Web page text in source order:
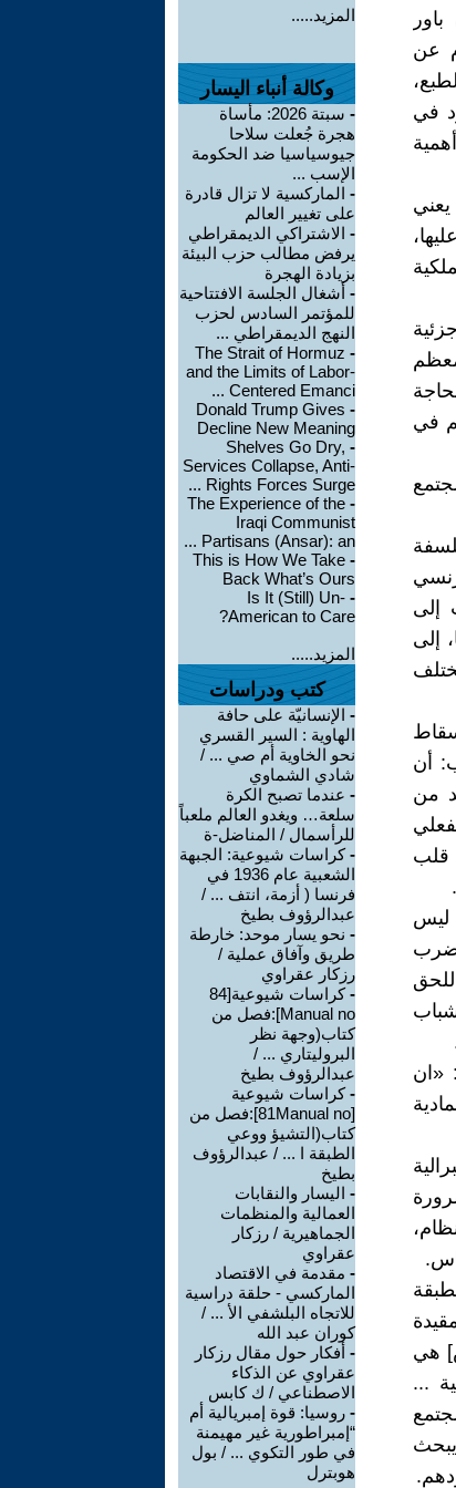
عن
في
يعني
في
إلى
إلى
أن
من
قلب
ليس
«ان
هي
...
المزيد.....
وكالة أنباء اليسار
-
سبتة 2026: مأساة
هجرة جُعلت سلاحا
جيوسياسيا ضد الحكومة
الإسب ...
- الماركسية لا تزال قادرة
على تغيير العالم
- الاشتراكي الديمقراطي
يرفض مطالب حزب البيئة
بزيادة الهجرة
- أشغال الجلسة الافتتاحية
للمؤتمر السادس لحزب
النهج الديمقراطي ...
-
The Strait of Hormuz
and the Limits of Labor-
Centered Emanci ...
-
Donald Trump Gives
Decline New Meaning
-
Shelves Go Dry,
Services Collapse, Anti-
Rights Forces Surge ...
-
The Experience of the
Iraqi Communist
Partisans (Ansar): an ...
-
This is How We Take
Back What’s Ours
-
Is It (Still) Un-
American to Care?
المزيد.....
كتب ودراسات
- الإنسانيّة على حافة
الهاوية : السير القسري
نحو الخاوية أم صي ... /
شادي الشماوي
- عندما تصبح الكرة
سلعة… ويغدو العالم ملعباً
للرأسمال / المناضل-ة
-كراسات شيوعية: الجبهة
الشعبية عام 1936 في
فرنسا ( أزمة، انتف ... /
عبدالرؤوف بطيخ
- نحو يسار موحد: خارطة
طريق وآفاق عملية /
رزكار عقراوي
-
كراسات شيوعية[84
Manual no]:فصل من
كتاب(وجهة نظر
البروليتاري ... /
عبدالرؤوف بطيخ
-كراسات شيوعية
[81Manual no]:فصل من
كتاب(التشيؤ ووعي
الطبقة ا ... / عبدالرؤوف
بطيخ
- اليسار والنقابات
العمالية والمنظمات
الجماهيرية / رزكار
عقراوي
- مقدمة في الاقتصاد
الماركسي - حلقة دراسية
للاتجاه البلشفي الأ ... /
كوران عبد الله
- أفكار حول مقال رزكار
عقراوي عن الذكاء
الاصطناعي / ك كابس
- روسيا: قوة إمبريالية أم
“إمبراطورية غير مهيمنة
في طور التكوي ... / بول
هوبترل